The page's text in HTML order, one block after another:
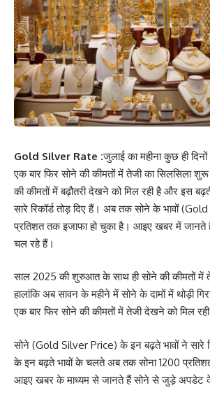
Gold Silver Rate :जुलाई का महीना कुछ ही
एक बार फिर सोने की कीमतों में तेजी का सिलसिला शुरू
की कीमतों में बढ़ौतरी देखने को मिल रही है और इस
सारे रिकॉर्ड तोड़ दिए हैं। अब तक सोने के भावों
प्रतिशत तक इजाफा हो चुका है। आइए खबर में
चल रहे हैं।
साल 2025 की शुरुआत के साथ ही सोने की कीमतों में
हालांकि अब सावन के महीने में सोने के दामों में थोड़ी
एक बार फिर सोने की कीमतों में तेजी देखने को मिल
सोने (Gold Silver Price) के इन बढ़ते भावों ने सारे
के इन बढ़ते भावों के चलते अब तक सोना 1200
आइए खबर के माध्यम से जानते हैं सोने से जुड़े अपडेट